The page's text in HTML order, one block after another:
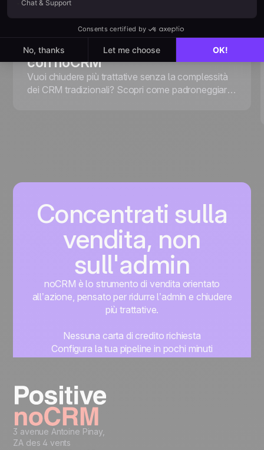
January 6, 2026
Product Demo: Iniziare Bene
con noCRM
Vuoi chiudere più trattative senza la complessità
dei CRM tradizionali? Scopri come padroneggiare
Concentrati sulla
vendita, non
sull'admin
noCRM è lo strumento di vendita orientato
all’azione, pensato per ridurre l’admin e chiudere
più trattative.
Nessuna carta di credito richiesta
Configura la tua pipeline in pochi minuti
3 avenue Antoine Pinay,
ZA des 4 vents